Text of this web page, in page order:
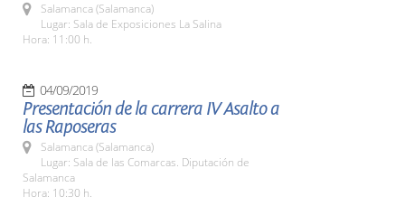
Salamanca (Salamanca)
Lugar: Sala de Exposiciones La Salina
Hora: 11:00 h.
04/09/2019
Presentación de la carrera IV Asalto a
las Raposeras
Salamanca (Salamanca)
Lugar: Sala de las Comarcas. Diputación de
Salamanca
Hora: 10:30 h.